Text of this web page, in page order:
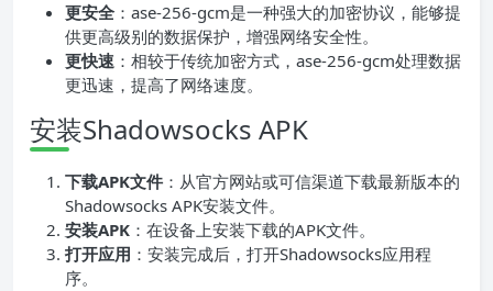
更安全 ：ase-256-gcm是一种强大的加密协议，能够提
供更高级别的数据保护，增强网络安全性。
更快速 ：相较于传统加密方式，ase-256-gcm处理数据
更迅速，提高了网络速度。
安装Shadowsocks APK
下载APK文件 ：从官方网站或可信渠道下载最新版本的
Shadowsocks APK安装文件。
安装APK ：在设备上安装下载的APK文件。
打开应用 ：安装完成后，打开Shadowsocks应用程
序。